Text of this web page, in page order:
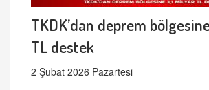
TKDK’dan deprem
TL destek
2 Şubat 2026 Pazartesi